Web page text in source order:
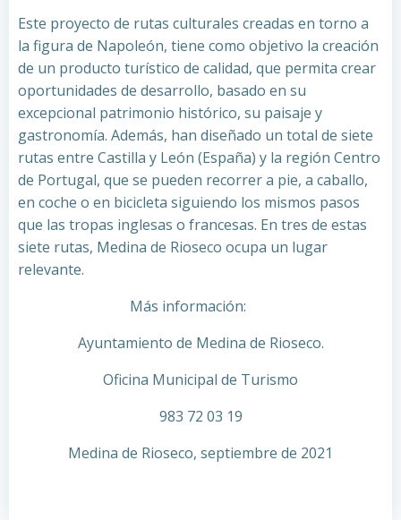
Este proyecto de rutas culturales creadas en torno a
la figura de Napoleón, tiene como objetivo la creación
de un producto turístico de calidad, que permita crear
oportunidades de desarrollo, basado en su
excepcional patrimonio histórico, su paisaje y
gastronomía. Además, han diseñado un total de siete
rutas entre Castilla y León (España) y la región Centro
de Portugal, que se pueden recorrer a pie, a caballo,
en coche o en bicicleta siguiendo los mismos pasos
que las tropas inglesas o francesas. En tres de estas
siete rutas, Medina de Rioseco ocupa un lugar
relevante.
Más información:
Ayuntamiento de Medina de Rioseco.
Oficina Municipal de Turismo
983 72 03 19
Medina de Rioseco, septiembre de 2021